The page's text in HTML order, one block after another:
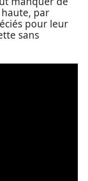
par
pour leur
sans